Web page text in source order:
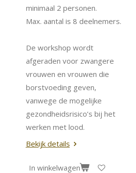
minimaal 2 personen.
Max. aantal is 8 deelnemers.
De workshop wordt
afgeraden voor zwangere
vrouwen en vrouwen die
borstvoeding geven,
vanwege de mogelijke
gezondheidsrisico’s bij het
werken met lood.
Bekijk details
In winkelwagen